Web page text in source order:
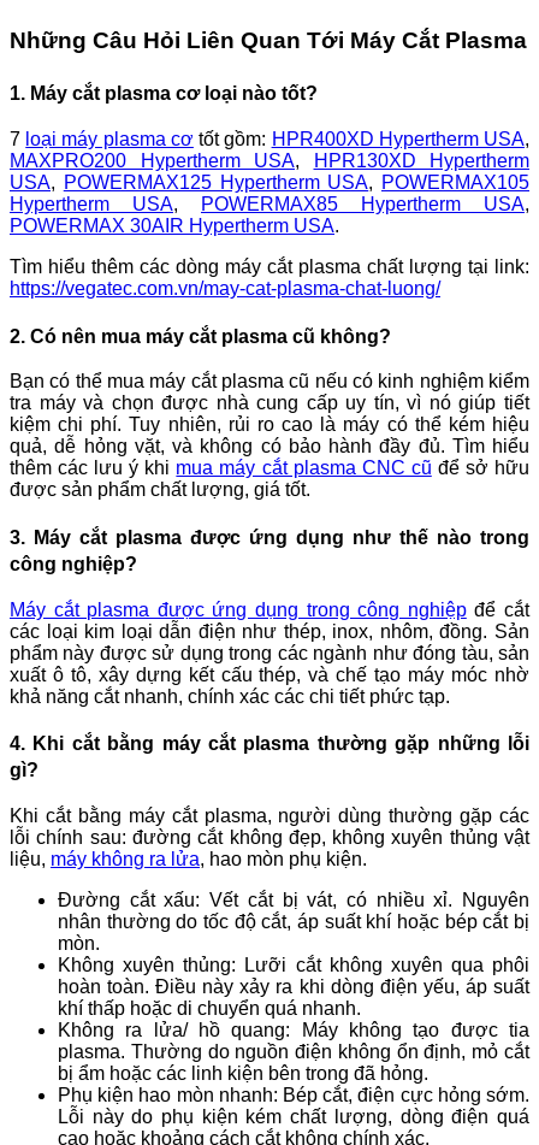
Những Câu Hỏi Liên Quan Tới Máy Cắt Plasma
1. Máy cắt plasma cơ loại nào tốt?
7 loại máy plasma cơ tốt gồm: HPR400XD Hypertherm USA,
MAXPRO200 Hypertherm USA,
HPR130XD Hypertherm
USA, POWERMAX125 Hypertherm USA, POWERMAX105
Hypertherm USA, POWERMAX85 Hypertherm USA,
POWERMAX 30AIR Hypertherm USA.
Tìm hiểu thêm các dòng máy cắt plasma chất lượng tại link:
https://vegatec.com.vn/may-cat-plasma-chat-luong/
2. Có nên mua máy cắt plasma cũ không?
Bạn có thể mua máy cắt plasma cũ nếu có kinh nghiệm kiểm
tra máy và chọn được nhà cung cấp uy tín, vì nó giúp tiết
kiệm chi phí. Tuy nhiên, rủi ro cao là máy có thể kém hiệu
quả, dễ hỏng vặt, và không có bảo hành đầy đủ. Tìm hiểu
thêm các lưu ý khi mua máy cắt plasma CNC cũ để sở hữu
được sản phẩm chất lượng, giá tốt.
3. Máy cắt plasma được ứng dụng như thế nào trong
công nghiệp?
Máy cắt plasma được ứng dụng trong công nghiệpđể cắt
các loại kim loại dẫn điện như thép, inox, nhôm, đồng. Sản
phẩm này được sử dụng trong các ngành như đóng tàu, sản
xuất ô tô, xây dựng kết cấu thép, và chế tạo máy móc nhờ
khả năng cắt nhanh, chính xác các chi tiết phức tạp.
4. Khi cắt bằng máy cắt plasma thường gặp những lỗi
gì?
Khi cắt bằng máy cắt plasma, người dùng thường gặp các
lỗi chính sau: đường cắt không đẹp, không xuyên thủng vật
liệu, máy không ra lửa, hao mòn phụ kiện.
Đường cắt xấu:Vết cắt bị vát, có nhiều xỉ. Nguyên
nhân thường do tốc độ cắt, áp suất khí hoặc bép cắt bị
mòn.
Không xuyên thủng:
Lưỡi cắt không xuyên qua phôi
hoàn toàn. Điều này xảy ra khi dòng điện yếu, áp suất
khí thấp hoặc di chuyển quá nhanh.
Không ra lửa/ hồ quang:
Máy không tạo được tia
plasma. Thường do nguồn điện không ổn định, mỏ cắt
bị ẩm hoặc các linh kiện bên trong đã hỏng.
Phụ kiện hao mòn nhanh: Bép cắt, điện cực hỏng sớm.
Lỗi này do phụ kiện kém chất lượng, dòng điện quá
cao hoặc khoảng cách cắt không chính xác.